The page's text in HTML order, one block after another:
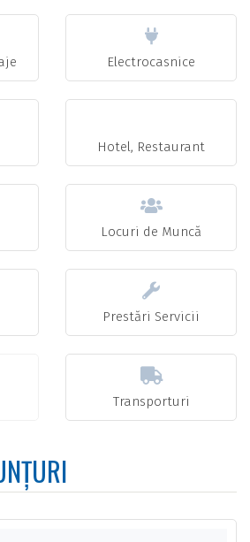
Electrocasnice
Hotel, Restaurant
Locuri de Muncă
Prestări Servicii
Transporturi